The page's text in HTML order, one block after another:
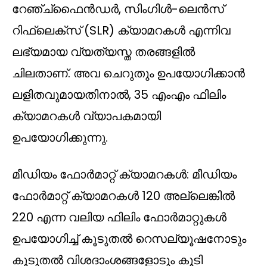
റേഞ്ച്ഫൈൻഡർ, സിംഗിൾ-ലെൻസ്
റിഫ്ലെക്‌സ് (SLR) ക്യാമറകൾ എന്നിവ
ലഭ്യമായ വ്യത്യസ്ത തരങ്ങളിൽ
ചിലതാണ്. അവ ചെറുതും ഉപയോഗിക്കാൻ
ലളിതവുമായതിനാൽ, 35 എംഎം ഫിലിം
ക്യാമറകൾ വ്യാപകമായി
ഉപയോഗിക്കുന്നു.
മീഡിയം ഫോർമാറ്റ് ക്യാമറകൾ: മീഡിയം
ഫോർമാറ്റ് ക്യാമറകൾ 120 അല്ലെങ്കിൽ
220 എന്ന വലിയ ഫിലിം ഫോർമാറ്റുകൾ
ഉപയോഗിച്ച് കൂടുതൽ റെസല്യൂഷനോടും
കൂടുതൽ വിശദാംശങ്ങളോടും കൂടി